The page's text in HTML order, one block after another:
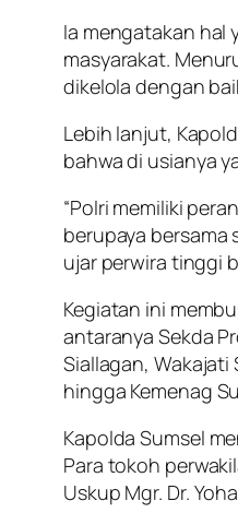
Ia mengatakan hal
masyarakat.
dikelola dengan
Lebih lanjut,
bahwa di usianya
“Polri memiliki
berupaya bersama
ujar perwira tinggi
Kegiatan ini
antaranya Sekda
Siallagan, Wakajati
hingga Kemenag
Kapolda Sumsel
Para tokoh
Uskup Mgr. Dr.